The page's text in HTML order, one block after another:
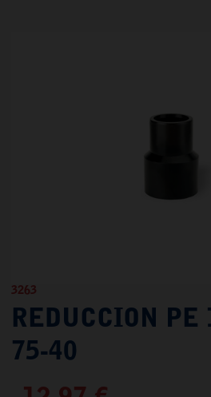
3263
REDUCCION PE
75-40